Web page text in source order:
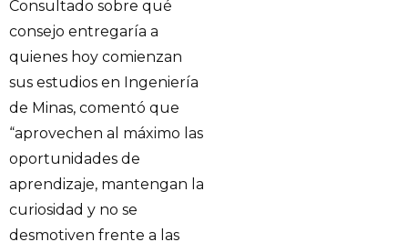
Consultado sobre qué
consejo entregaría a
quienes hoy comienzan
sus estudios en Ingeniería
de Minas, comentó que
“aprovechen al máximo las
oportunidades de
aprendizaje, mantengan la
curiosidad y no se
desmotiven frente a las